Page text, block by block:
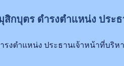
บุตร ดำรงตำแหน่ง ประ
ตำแหน่ง ประธานเจ้าหน้าที่บริ